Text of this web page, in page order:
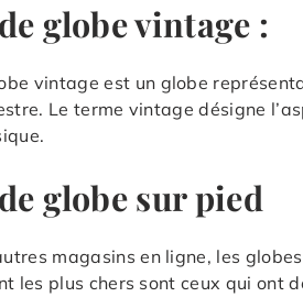
globe vintage :
vintage est un globe
Le terme vintage désigne
globe sur pied
magasins en ligne, les
les plus chers sont ceux qui ont